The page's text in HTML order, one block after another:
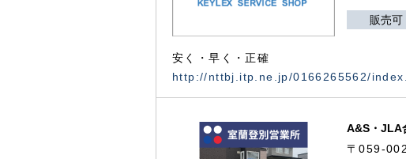
販売可
安く・早く・正確
http://nttbj.itp.ne.jp/0166265562/
A&S・JLA
〒059-